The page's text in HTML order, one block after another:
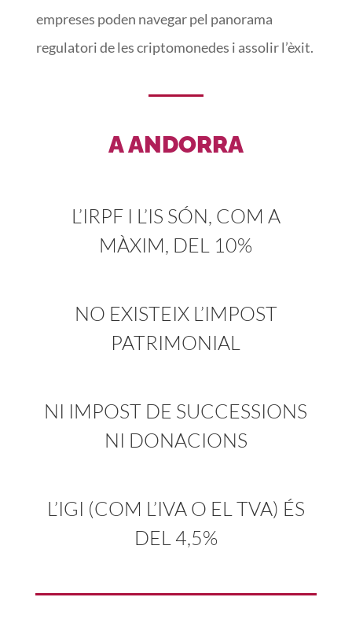
empreses poden navegar pel panorama
regulatori de les criptomonedes i assolir l’èxit.
A ANDORRA
L’IRPF I L’IS SÓN, COM A
MÀXIM, DEL 10%
NO EXISTEIX L’IMPOST
PATRIMONIAL
NI IMPOST DE SUCCESSIONS
NI DONACIONS
L’IGI (COM L’IVA O EL TVA) ÉS
DEL 4,5%